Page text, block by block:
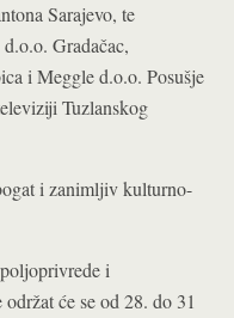
Sarajevo, te
Gradačac,
i Meggle d.o.o. Posušje
Tuzlanskog
i zanimljiv kulturno-
i
će se od 28. do 31